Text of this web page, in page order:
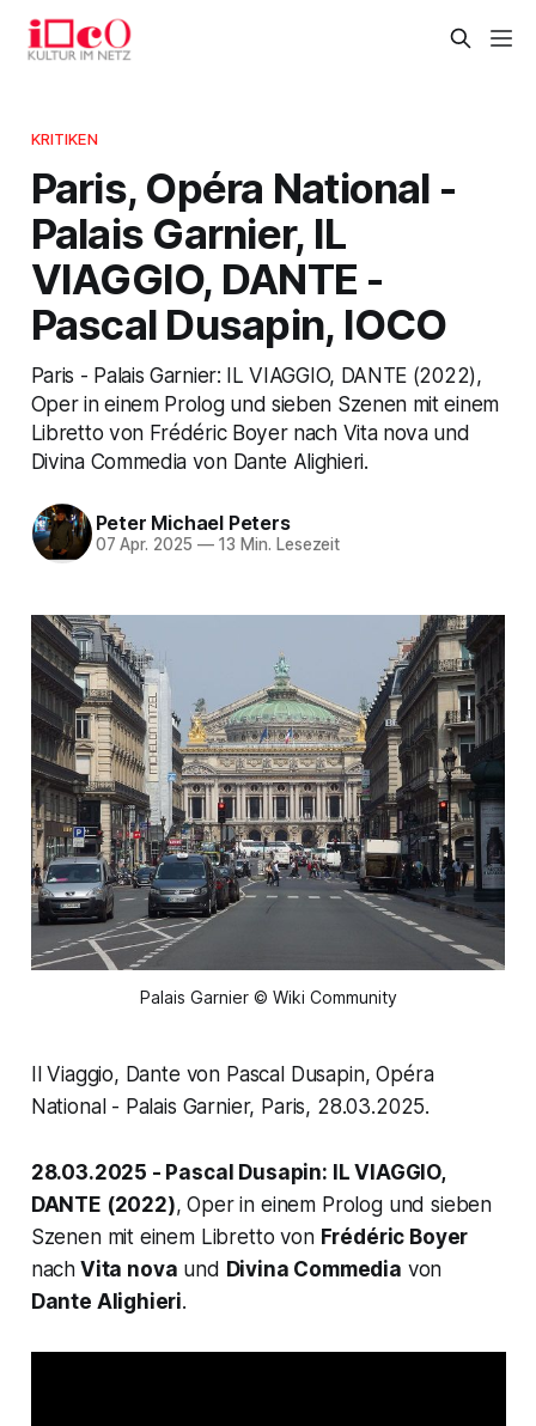
KRITIKEN
Paris, Opéra National -
Palais Garnier, IL
VIAGGIO, DANTE -
Pascal Dusapin, IOCO
Paris - Palais Garnier: IL VIAGGIO, DANTE (2022),
Oper in einem Prolog und sieben Szenen mit einem
Libretto von Frédéric Boyer nach Vita nova und
Divina Commedia von Dante Alighieri.
Peter Michael Peters
07 Apr. 2025 —13 Min. Lesezeit
Palais Garnier © Wiki Community
Il Viaggio, Dante von Pascal Dusapin, Opéra
National - Palais Garnier, Paris, 28.03.2025.
28.03.2025 - Pascal Dusapin: IL VIAGGIO,
DANTE (2022), Oper in einem Prolog und sieben
Szenen mit einem Libretto von Frédéric Boyer
nach Vita nova und Divina Commedia von
Dante Alighieri.